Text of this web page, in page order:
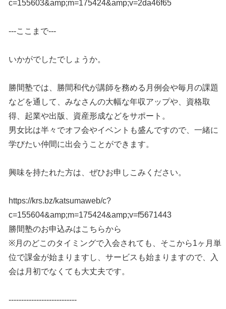
c=155603&amp;m=175424&amp;v=2da46f65
---ここまで---
いかがでしたでしょうか。
勝間塾では、勝間和代が講師を務める月例会や毎月の課題
などを通して、みなさんの大幅な年収アップや、資格取
得、起業や出版、資産形成などをサポート。
男女比は半々でオフ会やイベントも盛んですので、一緒に
学びたい仲間に出会うことができます。
興味を持たれた方は、ぜひお申しこみください。
https://krs.bz/katsumaweb/c?
c=155604&amp;m=175424&amp;v=f5671443
勝間塾のお申込みはこちらから
※月のどこのタイミングで入会されても、そこから1ヶ月単
位で課金が始まりますし、サービスも始まりますので、入
会は月初でなくても大丈夫です。
---------------------------